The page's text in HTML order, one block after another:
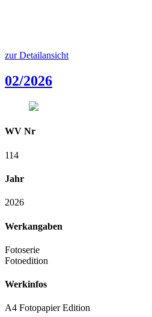
zur Detailansicht
02/2026
WV Nr
114
Jahr
2026
Werkangaben
Fotoserie
Fotoedition
Werkinfos
A4 Fotopapier Edition